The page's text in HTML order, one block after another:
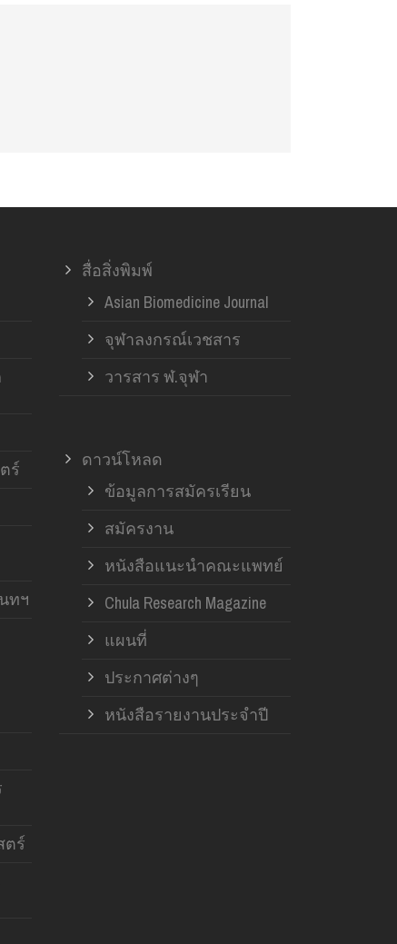
ร์
ทฯ
ร์
สื่อสิ่งพิมพ์
Asian Biomedicine Journal
จุฬาลงกรณ์เวชสาร
วารสาร ฬ.จุฬา
ดาวน์โหลด
ข้อมูลการสมัครเรียน
สมัครงาน
หนังสือแนะนำคณะแพทย์
Chula Research Magazine
แผนที่
ประกาศต่างๆ
หนังสือรายงานประจำปี